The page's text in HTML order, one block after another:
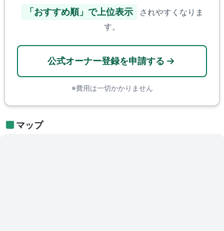
「おすすめ順」で上位表示
されやすくなりま
す。
公式オーナー登録を申請する
※費用は一切かかりません
マップ